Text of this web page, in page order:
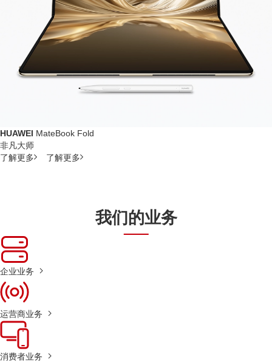
HUAWEI MateBook Fold
非凡大师
了解更多
了解更多
我们的业务
企业业务
运营商业务
消费者业务